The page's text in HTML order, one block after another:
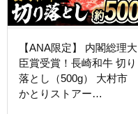
【ANA限定】 内閣総理大
臣賞受賞！長崎和牛 切り
落とし（500g） 大村市
かとりストアー